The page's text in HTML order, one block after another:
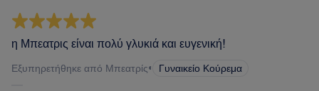
η Μπεατρις είναι πολύ γλυκιά και ευγενική!
Εξυπηρετήθηκε από Μπεατρίς• Γυναικείο Κούρεμα